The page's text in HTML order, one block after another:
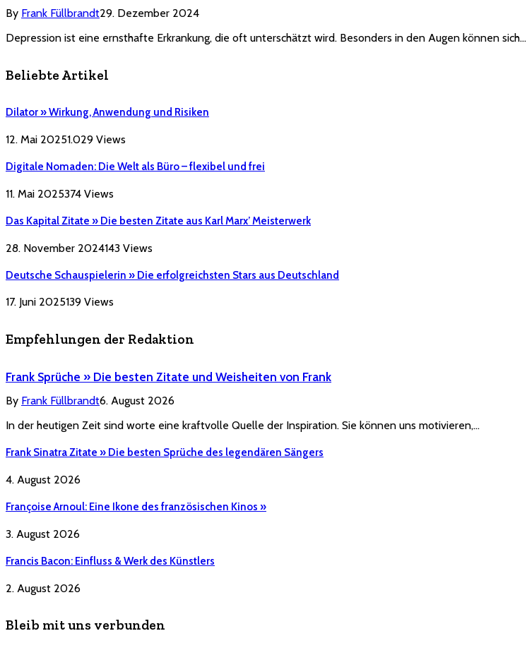
By Frank Füllbrandt29. Dezember 2024
Depression ist eine ernsthafte Erkrankung, die oft unterschätzt wird. Besonders in den Augen können sich…
Beliebte Artikel
Dilator » Wirkung, Anwendung und Risiken
12. Mai 20251.029 Views
Digitale Nomaden: Die Welt als Büro – flexibel und frei
11. Mai 2025374 Views
Das Kapital Zitate » Die besten Zitate aus Karl Marx’ Meisterwerk
28. November 2024143 Views
Deutsche Schauspielerin » Die erfolgreichsten Stars aus Deutschland
17. Juni 2025139 Views
Empfehlungen der Redaktion
Frank Sprüche » Die besten Zitate und Weisheiten von Frank
By Frank Füllbrandt6. August 2026
In der heutigen Zeit sind worte eine kraftvolle Quelle der Inspiration. Sie können uns motivieren,…
Frank Sinatra Zitate » Die besten Sprüche des legendären Sängers
4. August 2026
Françoise Arnoul: Eine Ikone des französischen Kinos »
3. August 2026
Francis Bacon: Einfluss & Werk des Künstlers
2. August 2026
Bleib mit uns verbunden